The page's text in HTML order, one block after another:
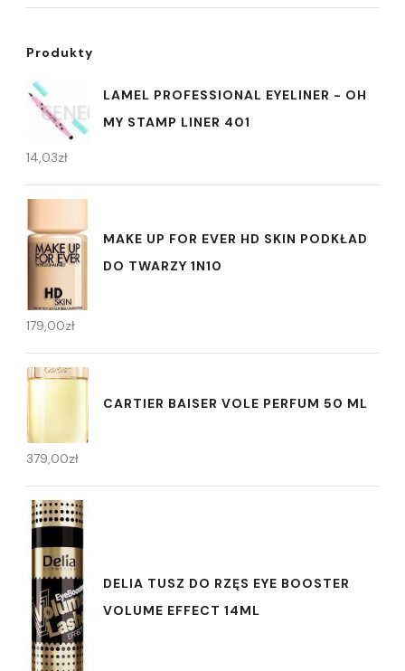
Produkty
LAMEL PROFESSIONAL EYELINER - OH
MY STAMP LINER 401
14,03zł
MAKE UP FOR EVER HD SKIN PODKŁAD
DO TWARZY 1N10
179,00zł
CARTIER BAISER VOLE PERFUM 50 ML
379,00zł
DELIA TUSZ DO RZĘS EYE BOOSTER
VOLUME EFFECT 14ML